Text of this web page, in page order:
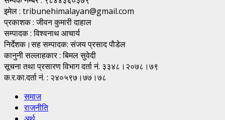
इमेल : tribunehimalayan@gmail.com
प्रकाशक : जीवन कुमारी दाहाल
सम्पादक : विश्वनाथ आचार्य
निर्देशक।सह सम्पादक: संजय प्रसाद पाैडेल
कानुनी सल्लाहकार : बिमल सुवेदी
सूचना तथा प्रसारण विभाग दर्ता नं. ३३४८।२०७८।७९
क.र.का.दर्ता नं. : २४०५९७।७७।७८
समाज
राजनीति